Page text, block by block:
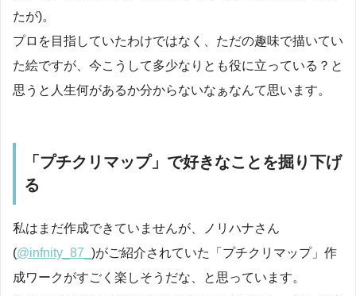
たが)。
プロを目指していたわけではなく、ただの趣味で描いてい
た絵ですが、今こうして多少なりとも役に立っている？と
思うと人生何があるか分からないなぁなんて思います。
「プチクリマップ」で好きなことを掘り下げ
る
私はまだ作成できていませんが、ノリハナさん
(@infnity_87_ )がご紹介されていた「プチクリマップ」作
成ワークがすごく楽しそうだな、と思っています。